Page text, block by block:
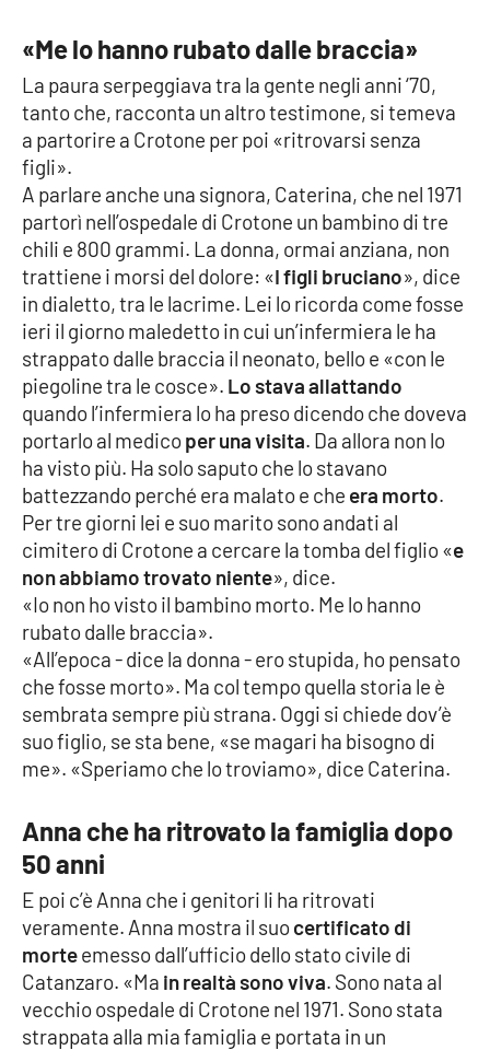
Good Morning Vietnam
Parchi Marini Calabria
Leggendo Alvaro insieme
Imprese Di Calabria
Le perfidie di Antonella Grippo
Venti di comunicazione
STREAMING
LaC TV
LaC Network
LaC OnAir
EDIZIONI
LOCALI
Catanzaro
Crotone
Reggio Calabria
Cosenza
Lamezia Terme
«Me lo hanno rubato dalle braccia»
La paura serpeggiava tra la gente negli anni ‘70,
tanto che, racconta un altro testimone, si temeva
a partorire a Crotone per poi «ritrovarsi senza
figli».
A parlare anche una signora, Caterina, che nel 1971
partorì nell’ospedale di Crotone un bambino di tre
chili e 800 grammi. La donna, ormai anziana, non
trattiene i morsi del dolore: «I figli bruciano», dice
in dialetto, tra le lacrime. Lei lo ricorda come fosse
ieri il giorno maledetto in cui un’infermiera le ha
strappato dalle braccia il neonato, bello e «con le
piegoline tra le cosce». Lo stava allattando
quando l’infermiera lo ha preso dicendo che doveva
portarlo al medicoper una visita. Da allora non lo
ha visto più. Ha solo saputo che lo stavano
battezzando perché era malato e che era morto.
Per tre giorni lei e suo marito sono andati al
cimitero di Crotone a cercare la tomba del figlio «e
non abbiamo trovato niente», dice.
«Io non ho visto il bambino morto. Me lo hanno
rubato dalle braccia».
«All’epoca - dice la donna - ero stupida, ho pensato
che fosse morto». Ma col tempo quella storia le è
sembrata sempre più strana. Oggi si chiede dov’è
suo figlio, se sta bene, «se magari ha bisogno di
me». «Speriamo che lo troviamo», dice Caterina.
Anna che ha ritrovato la famiglia dopo
50 anni
E poi c’è Anna che i genitori li ha ritrovati
veramente. Anna mostra il suocertificato di
morteemesso dall’ufficio dello stato civile di
Catanzaro. «Ma in realtà sono viva. Sono nata al
vecchio ospedale di Crotone nel 1971. Sono stata
strappata alla mia famiglia e portata in un